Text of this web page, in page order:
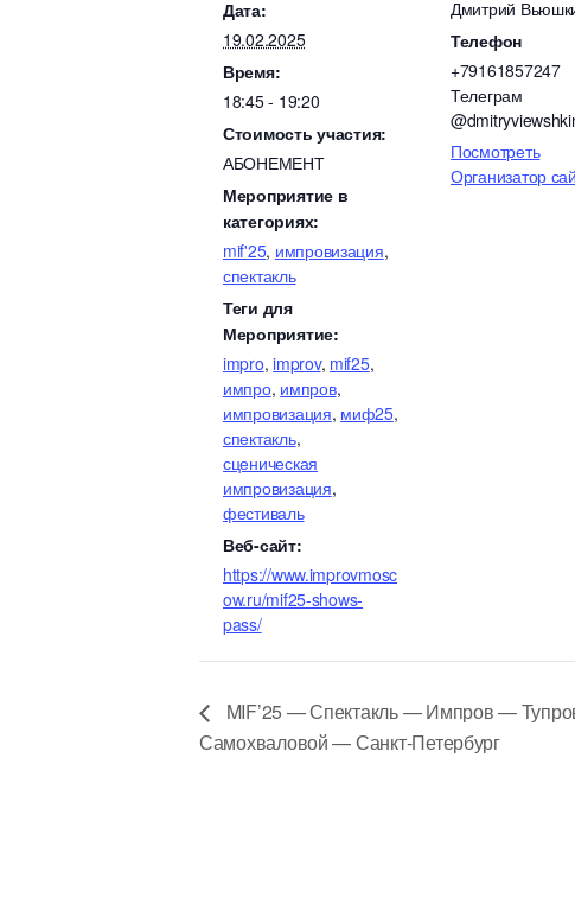
Дата:
19.02.2025
Время:
18:45 - 19:20
Стоимость участия:
АБОНЕМЕНТ
Мероприятие в
категориях:
mif'25, импровизация,
спектакль
Теги для
Мероприятие:
impro,improv, mif25,
импро, импров,
импровизация, миф25,
спектакль,
сценическая
импровизация,
фестиваль
Веб-сайт:
https://www.improvmosc
ow.ru/mif25-shows-
pass/
Дмитрий
Телефон
+79161857247
Телеграм
Посмотреть
Организатор
MIF’25 — Спектакль — Импров —
Самохваловой — Санкт-Петербург